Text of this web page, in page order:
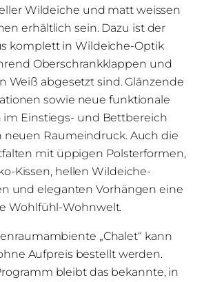
Wildeiche und matt weissen
erhältlich sein. Dazu ist der
komplett in Wildeiche-Optik
Oberschrankklappen und
Weiß abgesetzt sind. Glänzende
sowie neue funktionale
im Einstiegs- und Bettbereich
neuen Raumeindruck. Auch die
mit üppigen Polsterformen,
Kissen, hellen Wildeiche-
und eleganten Vorhängen eine
Wohlfühl-Wohnwelt.
„Chalet“ kann
Aufpreis bestellt werden.
bleibt das bekannte, in